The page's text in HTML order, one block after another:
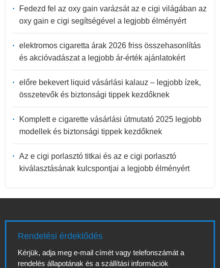
Fedezd fel az oxy gain varázsát az e cigi világában az
oxy gain e cigi segítségével a legjobb élményért
elektromos cigaretta árak 2026 friss összehasonlítás
és akcióvadászat a legjobb ár-érték ajánlatokért
előre bekevert liquid vásárlási kalauz – legjobb ízek,
összetevők és biztonsági tippek kezdőknek
Komplett e cigarette vásárlási útmutató 2025 legjobb
modellek és biztonsági tippek kezdőknek
Az e cigi porlasztó titkai és az e cigi porlasztó
kiválasztásának kulcspontjai a legjobb élményért
Rendelési érdeklődés
Kérjük, adja meg e-mail címét vagy telefonszámát a
rendelés állapotának és a szállítási információk